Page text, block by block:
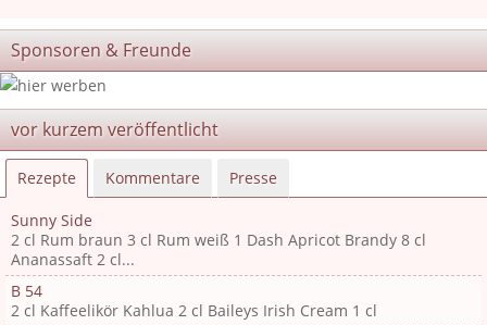
Sponsoren & Freunde
vor kurzem veröffentlicht
Rezepte Kommentare Presse
Sunny Side
2 cl Rum braun 3 cl Rum weiß 1 Dash Apricot Brandy 8 cl
Ananassaft 2 cl...
B 54
2 cl Kaffeelikör Kahlua 2 cl Baileys Irish Cream 1 cl